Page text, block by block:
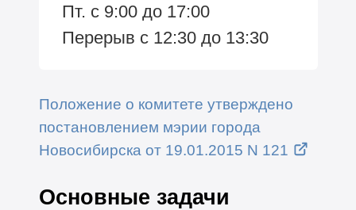
Пт. с 9:00 до 17:00
Перерыв с 12:30 до 13:30
Положение о комитете утверждено
постановлением мэрии города
Новосибирска от 19.01.2015 N 121
Основные задачи